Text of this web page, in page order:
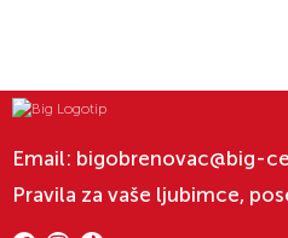
Email: bigobrenovac@big-
Pravila za vaše ljubimce,